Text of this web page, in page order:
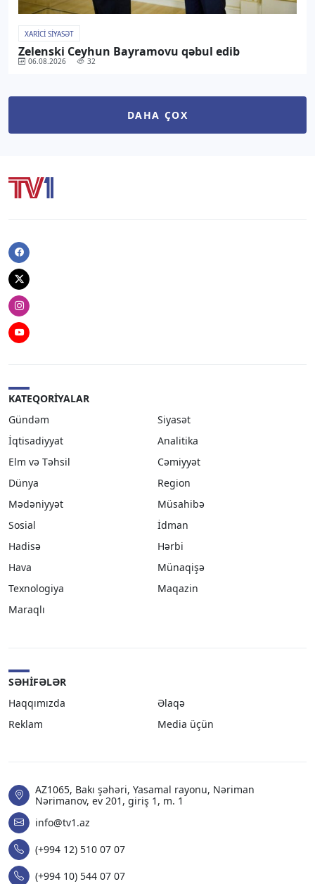
XARICI SIYASƏT
Zelenski Ceyhun Bayramovu qəbul edib
06.08.2026 32
DAHA ÇOX
Facebook
Twitter
Instagram
Youtube
KATEQORIYALAR
Gündəm
Siyasət
İqtisadiyyat
Analitika
Elm və Təhsil
Cəmiyyət
Dünya
Region
Mədəniyyət
Müsahibə
Sosial
İdman
Hadisə
Hərbi
Hava
Münaqişə
Texnologiya
Maqazin
Maraqlı
SƏHIFƏLƏR
Haqqımızda
Əlaqə
Reklam
Media üçün
AZ1065, Bakı şəhəri, Yasamal rayonu, Nəriman
Nərimanov, ev 201, giriş 1, m. 1
info@tv1.az
(+994 12) 510 07 07
(+994 10) 544 07 07